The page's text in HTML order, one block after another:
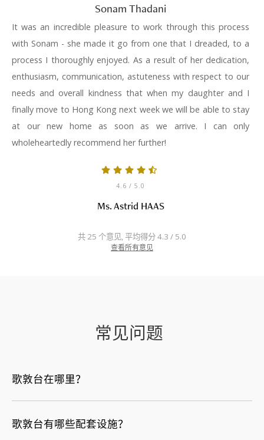
Sonam Thadani
It was an incredible pleasure to work through this process
with Sonam - she made it go from one that I dreaded, to a
process I thoroughly enjoyed. As a result of her dedication,
enthusiasm, communication, astuteness with respect to our
needs and overall kindness that when my daughter and I
finally move to Hong Kong next week we will be able to stay
at our new home as soon as we arrive. I can only
wholeheartedly recommend her further!
4.6 / 5.0
Ms. Astrid HAAS
共 25 个意见, 平均得分 4.3 / 5.0
查看所有意见
常见问题
歌敦台在哪里？
歌敦台有哪些配套设施？